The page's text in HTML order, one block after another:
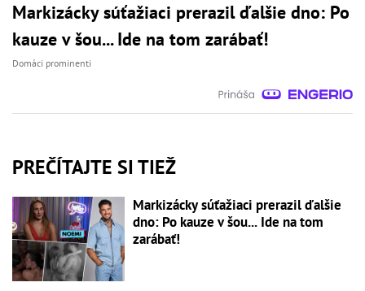
Markizácky súťažiaci prerazil ďalšie dno: Po
kauze v šou... Ide na tom zarábať!
Domáci prominenti
PREČÍTAJTE SI TIEŽ
Markizácky súťažiaci prerazil ďalšie
dno: Po kauze v šou... Ide na tom
zarábať!